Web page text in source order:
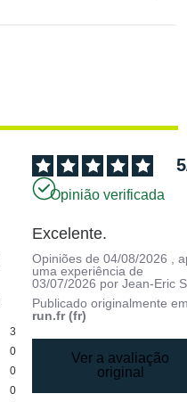
3
0
0
0
5
Opinião verificada
Excelente.
Opiniões de04/08/2026
,
uma experiência de
03/07/2026 porJean-Eric
Publicado originalmente
run.fr (fr)
Ver a avaliação
original